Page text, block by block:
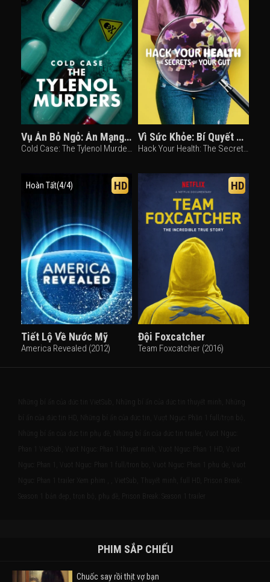
Vụ Án Bỏ Ngỏ: Án Mạng Đầu Độc Tylenol
Cold Case: The Tylenol Murders (2025)
Vì Sức Khỏe: Bí Quyết Khoa Học Và Ăn Uống
Hack Your Health: The Secrets of Your Gut (2024)
Hoàn Tất(4/4) HD
Tiết Lộ Về Nước Mỹ
America Revealed (2012)
HD
Đội Foxcatcher
Team Foxcatcher (2016)
Những bí ẩn của đức tin VietSub, Những bí ẩn của đức tin thuyết minh, Những
bí ẩn của đức tin HD, Những bí ẩn của đức tin, Vượt Ngục: Phần 1 full/trọn bộ,
Những bí ẩn của đức tin phụ đề, Những bí ẩn của đức tin trailer, Vuot Nguc:
Phan 1 VietSub, Vuot Nguc: Phan 1 thuyet minh, Vuot Nguc: Phan 1 HD, Vuot
Nguc: Phan 1, Vuot Nguc: Phan 1 full/tron bo, Vuot Nguc: Phan 1 phu de, Vuot
Nguc: Phan 1 trailer Xem phim , , VietSub, Thuyết minh, full HD, Prison Break:
Season 1 bản đẹp, trọn bộ, phụ đề, Prison Break: Season 1 trailer
PHIM SẮP CHIẾU
Chuốc say rồi thịt vợ bạn